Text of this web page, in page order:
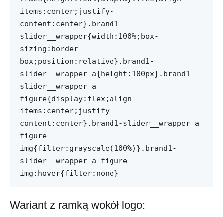
items:center;justify-
content:center}.brand1-
slider__wrapper{width:100%;box-
sizing:border-
box;position:relative}.brand1-
slider__wrapper a{height:100px}.brand1-
slider__wrapper a
figure{display:flex;align-
items:center;justify-
content:center}.brand1-slider__wrapper a
figure
img{filter:grayscale(100%)}.brand1-
slider__wrapper a figure
img:hover{filter:none}
Wariant z ramką wokół logo: